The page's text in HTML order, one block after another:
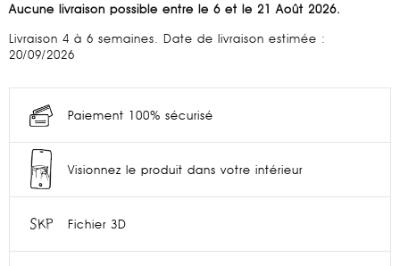
Aucune livraison possible entre le 6 et le 21 Août 2026.
Livraison 4 à 6 semaines. Date de livraison estimée :
20/09/2026
Paiement 100% sécurisé
Visionnez le produit dans votre intérieur
Fichier 3D